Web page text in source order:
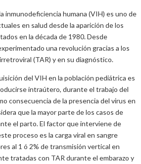
inmunodeficiencia humana (VIH) es uno de
en salud desde la aparición de los
en la década de 1980. Desde
una revolución gracias a los
(TAR) y en su diagnóstico.
del VIH en la población pediátrica es
intraútero, durante el trabajo del
consecuencia de la presencia del virus en
que la mayor parte de los casos de
el parto. El factor que interviene de
proceso es la carga viral en sangre
al 1 ó 2% de transmisión vertical en
tratadas con TAR durante el embarazo y